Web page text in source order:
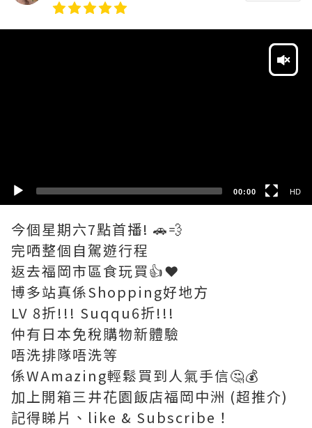
00:00 HD
今個星期六7點首播! 🚗💨
完哂整個自駕遊行程
返去福岡市區食玩買👍❤️
博多站真係Shopping好地方
LV 8折!!! Suqqu6折!!!
仲有日本免稅購物新體驗
唔洗排隊唔洗等
係WAmazing輕鬆買到人氣手信🤔💰
加上開箱三井花園飯店福岡中洲 (超推介)
記得睇片、like & Subscribe！